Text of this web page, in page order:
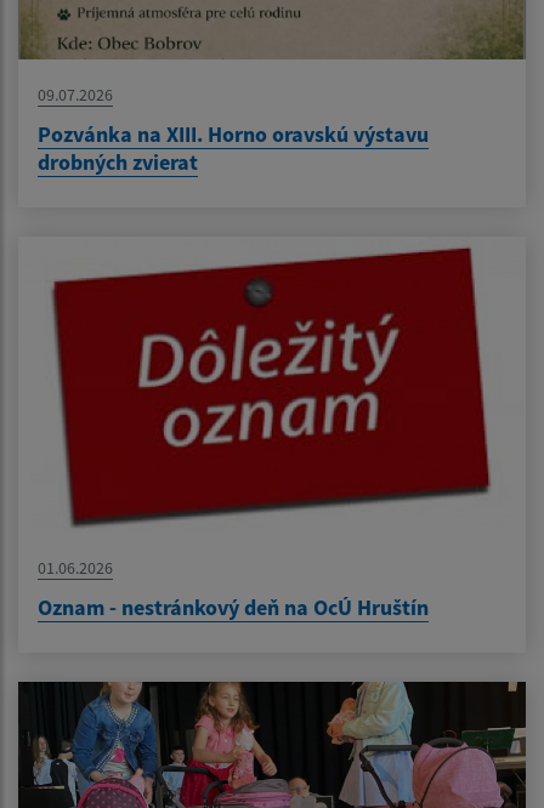
09.07.2026
Pozvánka na XIII. Horno oravskú výstavu
drobných zvierat
01.06.2026
Oznam - nestránkový deň na OcÚ Hruštín